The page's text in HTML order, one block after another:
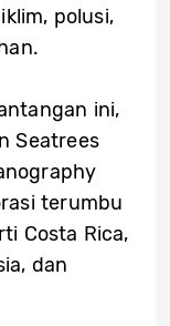
polusi,
ini,
Seatrees
terumbu
Costa Rica,
dan